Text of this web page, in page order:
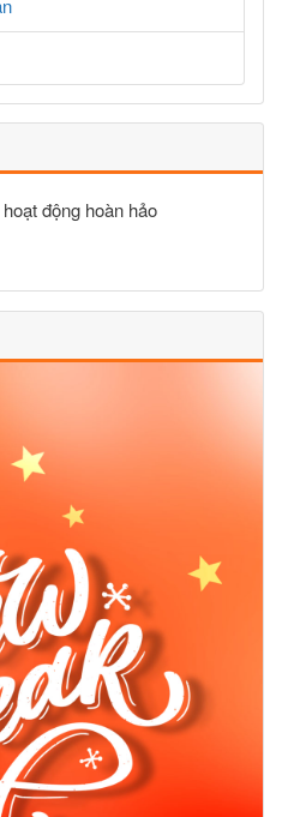
động hoàn hảo